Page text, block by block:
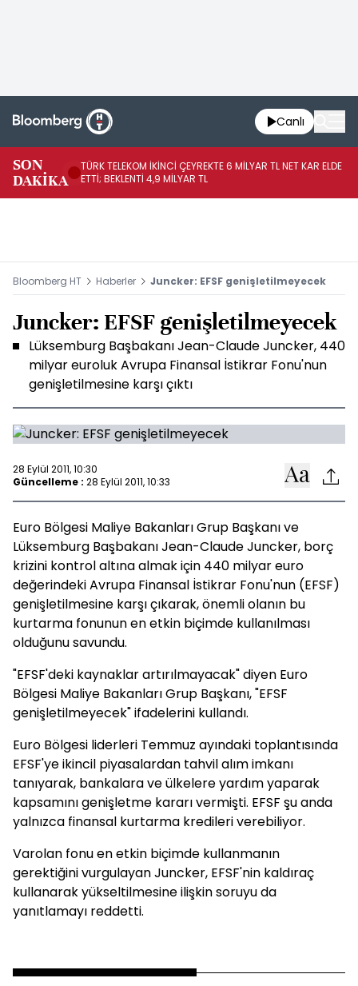
Canlı
SON
DAKİKA
TÜRK TELEKOM İKİNCİ ÇEYREKTE 6 MİLYAR TL NET KAR ELDE
ETTİ; BEKLENTİ 4,9 MİLYAR TL
Bloomberg HT Haberler Juncker: EFSF genişletilmeyecek
Juncker: EFSF genişletilmeyecek
Lüksemburg Başbakanı Jean-Claude Juncker, 440
milyar euroluk Avrupa Finansal İstikrar Fonu'nun
genişletilmesine karşı çıktı
28 Eylül 2011, 10:30
Güncelleme : 28 Eylül 2011, 10:33
Euro Bölgesi Maliye Bakanları Grup Başkanı ve
Lüksemburg Başbakanı Jean-Claude Juncker, borç
krizini kontrol altına almak için 440 milyar euro
değerindeki Avrupa Finansal İstikrar Fonu'nun (EFSF)
genişletilmesine karşı çıkarak, önemli olanın bu
kurtarma fonunun en etkin biçimde kullanılması
olduğunu savundu.
"EFSF'deki kaynaklar artırılmayacak" diyen Euro
Bölgesi Maliye Bakanları Grup Başkanı, "EFSF
genişletilmeyecek" ifadelerini kullandı.
Euro Bölgesi liderleri Temmuz ayındaki toplantısında
EFSF'ye ikincil piyasalardan tahvil alım imkanı
tanıyarak, bankalara ve ülkelere yardım yaparak
kapsamını genişletme kararı vermişti. EFSF şu anda
yalnızca finansal kurtarma kredileri verebiliyor.
Varolan fonu en etkin biçimde kullanmanın
gerektiğini vurgulayan Juncker, EFSF'nin kaldıraç
kullanarak yükseltilmesine ilişkin soruyu da
yanıtlamayı reddetti.